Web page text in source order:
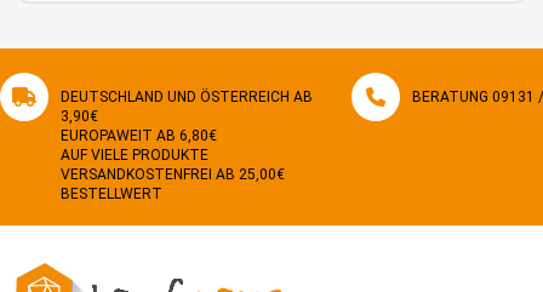
DEUTSCHLAND UND ÖSTERREICH AB
3,90€
EUROPAWEIT AB 6,80€
AUF VIELE PRODUKTE
VERSANDKOSTENFREI AB 25,00€
BESTELLWERT
BERATUNG 09131